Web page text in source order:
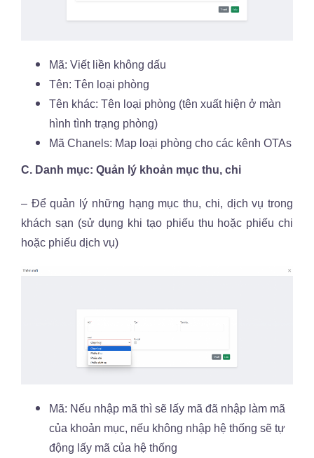
Mã: Viết liền không dấu
Tên: Tên loại phòng
Tên khác: Tên loại phòng (tên xuất hiện ở màn
hình tình trạng phòng)
Mã Chanels: Map loại phòng cho các kênh OTAs
C. Danh mục: Quản lý khoản mục thu, chi
– Để quản lý những hạng mục thu, chi, dịch vụ trong
khách sạn (sử dụng khi tạo phiếu thu hoặc phiếu chi
hoặc phiếu dịch vụ)
Mã: Nếu nhập mã thì sẽ lấy mã đã nhập làm mã
của khoản mục, nếu không nhập hệ thống sẽ tự
động lấy mã của hệ thống